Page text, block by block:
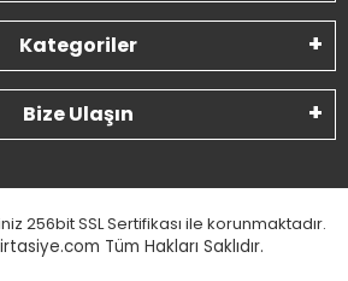
Kategoriler
Bize Ulaşın
256bit SSL Sertifikası ile korunmaktadır.
Tüm Hakları Saklıdır.